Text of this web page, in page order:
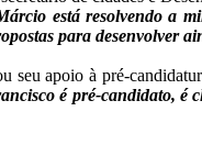
está resolvendo a
para desenvolver
seu apoio à pré-
é pré-candidato, é